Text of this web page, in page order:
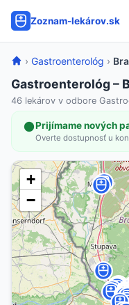
Zoznam-lekárov.sk
› Gastroenterológ ›
Gastroenterológ –
46 lekárov v odbore
Prijímame nových
Overte dostupnosť u
+
−